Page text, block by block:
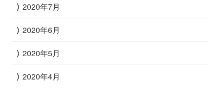
2020年7月
2020年6月
2020年5月
2020年4月